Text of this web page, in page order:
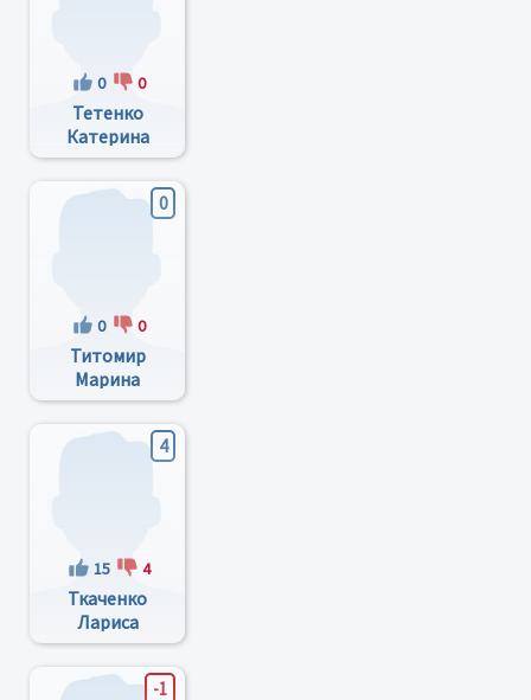
0 0
Тетенко
Катерина
Валерьевна
0
0 0
Титомир
Марина
Владимировна
4
15 4
Ткаченко
Лариса
Харитоновна
-1